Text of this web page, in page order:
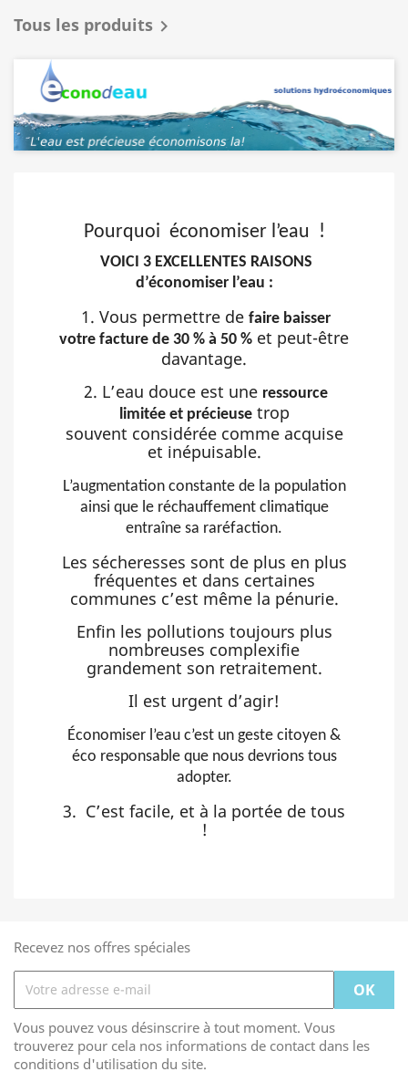
Tous les produits 
Pourquoi économiser l’eau !
VOICI 3 EXCELLENTES RAISONS
d’économiser l’eau :
1. Vous permettre de faire baisser
votre facture de 30 % à 50 % et peut-être
davantage.
2. L’eau douce est une ressource
limitée et précieusetrop
souvent considérée comme acquise
et inépuisable.
L’augmentation constante de la population
ainsi que le réchauffement climatique
entraîne sa raréfaction.
Les sécheresses sont de plus en plus
fréquentes et dans certaines
communes c’est même la pénurie.
Enfin les pollutions toujours plus
nombreuses complexifie
grandement son retraitement.
Il est urgent d’agir!
Économiser l’eau c’est un geste citoyen &
éco responsable que nous devrions tous
adopter.
3. C’est facile, et à la portée de tous
!
Recevez nos offres spéciales
Vous pouvez vous désinscrire à tout moment. Vous
trouverez pour cela nos informations de contact dans les
conditions d'utilisation du site.